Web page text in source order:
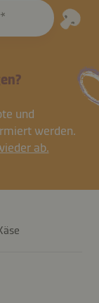
und
werden.
ab.